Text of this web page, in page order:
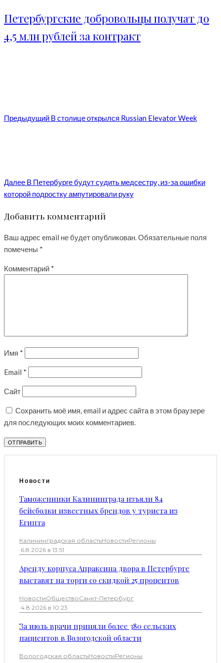
Петербургские добровольцы получат до
4,5 млн рублей за контракт
Предыдущий В столице открылся Russian Elevator Week
Далее В Петербурге будут судить медсестру, из-за ошибки
которой подростку ампутировали руку
Добавить комментарий
Ваш адрес email не будет опубликован.Обязательные поля
помечены *
Комментарий *
Имя *
Email *
Сайт
Сохранить моё имя, email и адрес сайта в этом браузере
для последующих моих комментариев.
Новости
Таможенники Калининграда изъяли 84
бейсболки известных брендов у туриста из
Египта
Калининградская областьНовостиРегионы
·6.8.2026 в 13:51
Аренду корпуса Апраксина двора в Петербурге
выставят на торги со скидкой 25 процентов
НовостиОбществоСанкт-Петербург
·4.8.2026 в 10:23
За июль врачи приняли более 380 сельских
пациентов в Вологодской области
Вологодская областьНовостиРегионы